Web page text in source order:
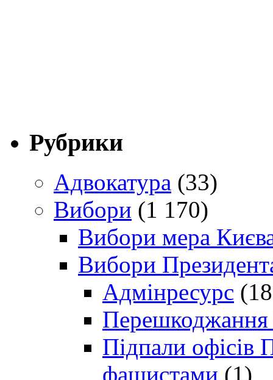
Рубрики
Адвокатура (33)
Вибори (1 170)
Вибори мера
Вибори
Адмінресурс
Перешкоджання
Підпали офісів
фашистами (1)